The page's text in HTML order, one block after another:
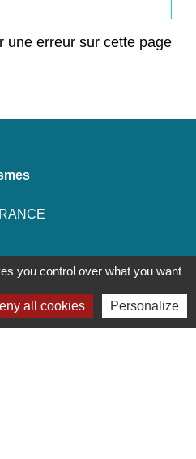
une erreur sur cette page
you control over what you want
all cookies Personalize